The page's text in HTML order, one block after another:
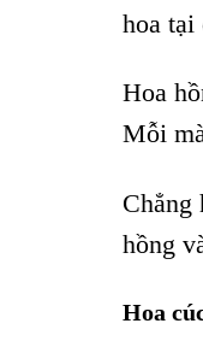
hoa tại
Hoa
Mỗi
Chẳng
hồng
Hoa